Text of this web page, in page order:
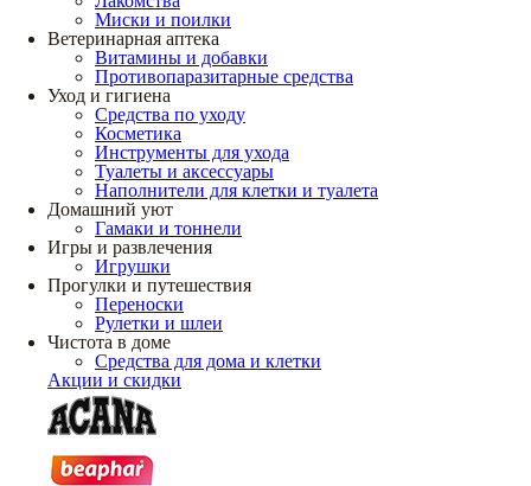
Миски и поилки
Ветеринарная аптека
Витамины и добавки
Противопаразитарные средства
Уход и гигиена
Средства по уходу
Косметика
Инструменты для ухода
Туалеты и аксессуары
Наполнители для клетки и туалета
Домашний уют
Гамаки и тоннели
Игры и развлечения
Игрушки
Прогулки и путешествия
Переноски
Рулетки и шлеи
Чистота в доме
Средства для дома и клетки
Акции и скидки